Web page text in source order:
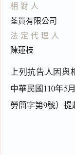
相對人
荃貫有限公司
法定代理人
陳蓮枝
上列抗告人因與
中華民國110年5
勞簡字第9號）提